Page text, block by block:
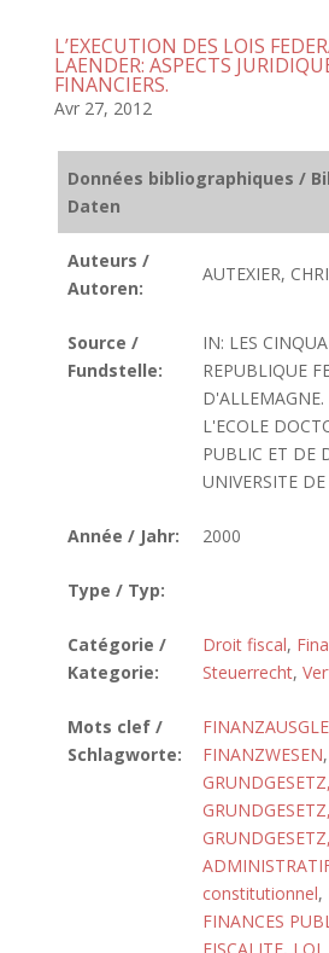
L’EXECUTION DES LOIS
LAENDER: ASPECTS
FINANCIERS.
Avr 27, 2012
Données bibliographiques /
Daten
Auteurs /
Autoren:
AUTEXIER,
Source /
Fundstelle:
IN: LES
REPUBLIQUE
D'ALLEMAGNE.
L'ECOLE
PUBLIC ET DE
UNIVERSITE
Année / Jahr: 2000
Type / Typ:
Catégorie /
Kategorie:
Droit fiscal,
Steuerrecht,
Mots clef /
Schlagworte:
FINANZWESEN,
constitutionnel,
FINANCES